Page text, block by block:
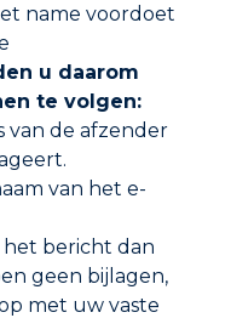
name voordoet
u daarom
te volgen:
van de afzender
van het e-
het bericht dan
geen bijlagen,
met uw vaste